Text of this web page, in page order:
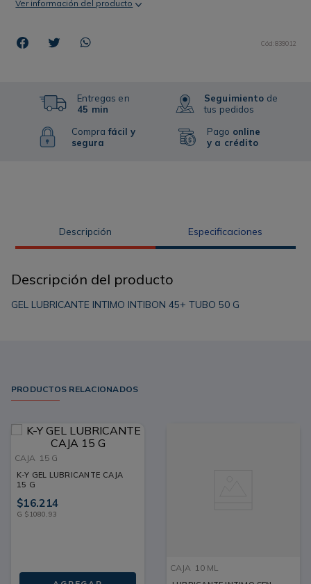
Ver información del producto
Cód:839012
Entregas en
45 min
Comprafácil y
segura
Seguimiento de
tus pedidos
Pago online
y a crédito
Descripción Especificaciones
Descripción del producto
GEL LUBRICANTE INTIMO INTIBON 45+ TUBO 50 G
PRODUCTOS RELACIONADOS
CAJA 15 G
K-Y GEL LUBRICANTE CAJA
15 G
$16.214
G $1080,93
CAJA 10 ML